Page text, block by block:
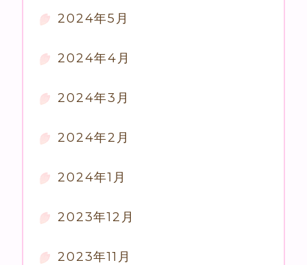
2024年5月
2024年4月
2024年3月
2024年2月
2024年1月
2023年12月
2023年11月